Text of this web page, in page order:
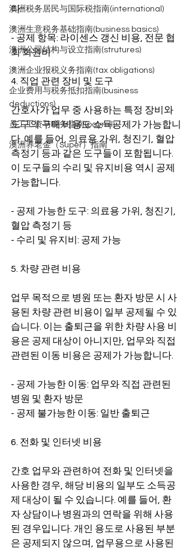
澳洲税务居民与国际税指南(international)
澳洲生意税务基础指南(business basics)
澳洲公司结构与设立指南(strutures)
澳洲企业报税义务指南(tax obligations)
企业费用与税务抵扣指南(business
deductions)
员工工资与税务指南(payroll)
澳洲养老金（Super）指南
다.
- 공제 항목: 라이센스 갱신 비용, 전문 협
회 회원비
4. 직업 관련 장비 및 도구
간호사가 업무 중 사용하는 특정 장비와
도구의 구매 비용도 소득공제가 가능합니
다. 예를 들어, 의료용 가위, 청진기, 혈압
측정기 등과 같은 도구들이 포함됩니다.
이 도구들의 수리 및 유지비용 역시 공제
가능합니다.
- 공제 가능한 도구: 의료용 가위, 청진기,
혈압 측정기 등
- 수리 및 유지비: 공제 가능
5. 차량 관련 비용
업무 목적으로 병원 또는 환자 방문 시 사
용된 차량 관련 비용이 일부 공제될 수 있
습니다. 이는 출퇴근을 위한 차량 사용 비
용은 공제 대상이 아니지만, 업무와 직접
관련된 이동 비용은 공제가 가능합니다.
- 공제 가능한 이동: 업무와 직접 관련된
병원 및 환자 방문
- 공제 불가능한 이동: 일반 출퇴근
6. 전화 및 인터넷 비용
간호 업무와 관련하여 전화 및 인터넷을
사용한 경우, 해당 비용의 일부도 소득공
제 대상이 될 수 있습니다. 예를 들어, 환
자 상담이나 병원과의 연락을 위해 사용
된 경우입니다. 개인 용도로 사용된 부분
은 공제되지 않으며, 업무용으로 사용된